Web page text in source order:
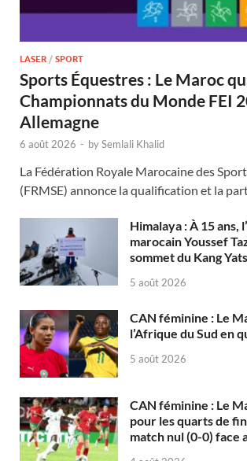
LASER / SPORT
Sports Équestres : Le Maroc
Championnats du Monde FEI
Allemagne
6 août 2026 - bySemlali Khalid
La Fédération Royale Marocaine des
(FRMSE) annonce la qualification et la
Himalaya : À 15 ans,
marocain Youssef
sommet du Kang
5 août 2026
CAN féminine : Le
l’Afrique du Sud en
5 août 2026
CAN féminine : Le
pour les quarts de
match nul (0-0) face